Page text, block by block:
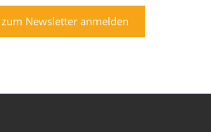
zum Newsletter anmelden